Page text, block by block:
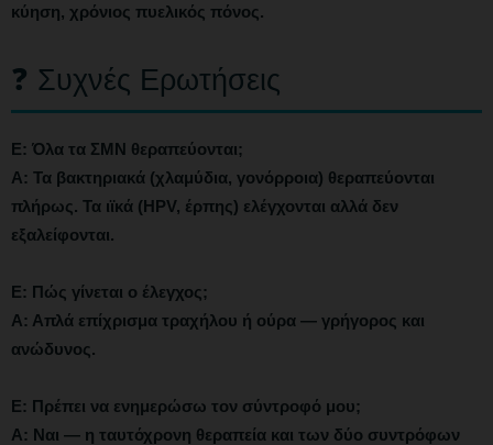
κύηση, χρόνιος πυελικός πόνος.
❓ Συχνές Ερωτήσεις
Ε: Όλα τα ΣΜΝ θεραπεύονται;
Α: Τα βακτηριακά (χλαμύδια, γονόρροια) θεραπεύονται
πλήρως. Τα ιϊκά (HPV, έρπης) ελέγχονται αλλά δεν
εξαλείφονται.
Ε: Πώς γίνεται ο έλεγχος;
Α: Απλά επίχρισμα τραχήλου ή ούρα — γρήγορος και
ανώδυνος.
Ε: Πρέπει να ενημερώσω τον σύντροφό μου;
Α: Ναι — η ταυτόχρονη θεραπεία και των δύο συντρόφων